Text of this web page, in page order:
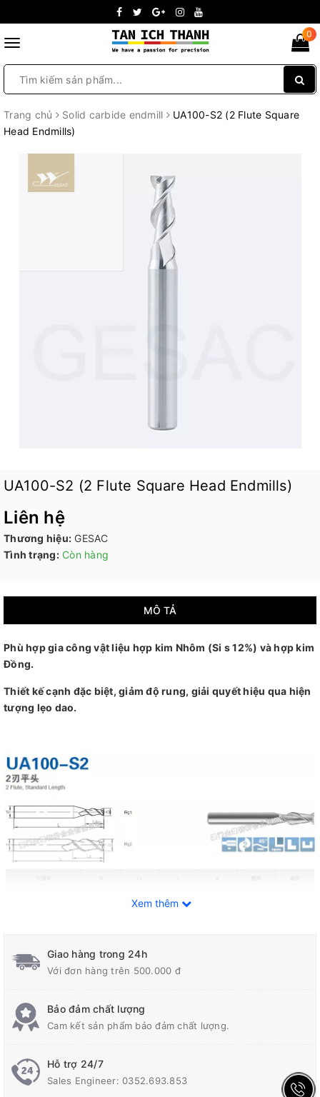
Toggle
0
Trang chủ Solid carbide endmill
UA100-S2 (2 Flute Square
Head Endmills)
UA100-S2 (2 Flute Square Head Endmills)
Liên hệ
Thương hiệu: GESAC
Tình trạng: Còn hàng
MÔ TẢ
Phù hợp gia công vật liệu hợp kim Nhôm (Si s 12%) và hợp kim
Đồng.
Thiết kế cạnh đặc biệt, giảm độ rung, giải quyết hiệu qua hiện
tượng lẹo dao.
Xem thêm
Giao hàng trong 24h
Với đơn hàng trên 500.000 đ
Bảo đảm chất lượng
Cam kết sản phẩm bảo đảm chất lượng.
Hỗ trợ 24/7
Sales Engineer: 0352.693.853